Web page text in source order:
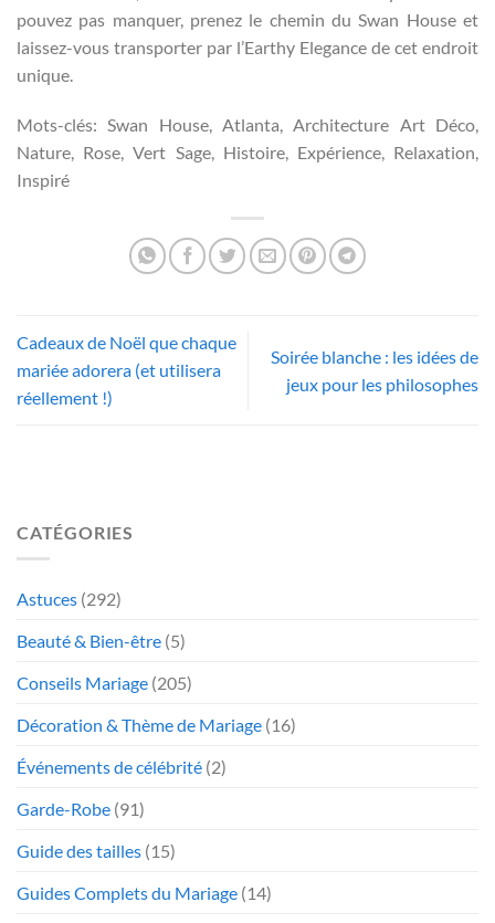
pouvez pas manquer, prenez le chemin du Swan House et
laissez-vous transporter par l’Earthy Elegance de cet endroit
unique.
Mots-clés: Swan House, Atlanta, Architecture Art Déco,
Nature, Rose, Vert Sage, Histoire, Expérience, Relaxation,
Inspiré
Cadeaux de Noël que chaque
mariée adorera (et utilisera
réellement !)
Soirée blanche : les idées de
jeux pour les philosophes
CATÉGORIES
Astuces (292)
Beauté & Bien-être (5)
Conseils Mariage (205)
Décoration & Thème de Mariage (16)
Événements de célébrité (2)
Garde-Robe (91)
Guide des tailles (15)
Guides Complets du Mariage (14)